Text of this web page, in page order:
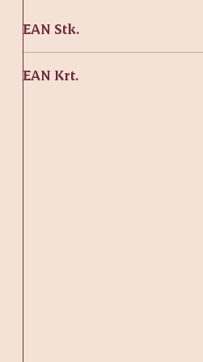
EAN Stk.
EAN Krt.